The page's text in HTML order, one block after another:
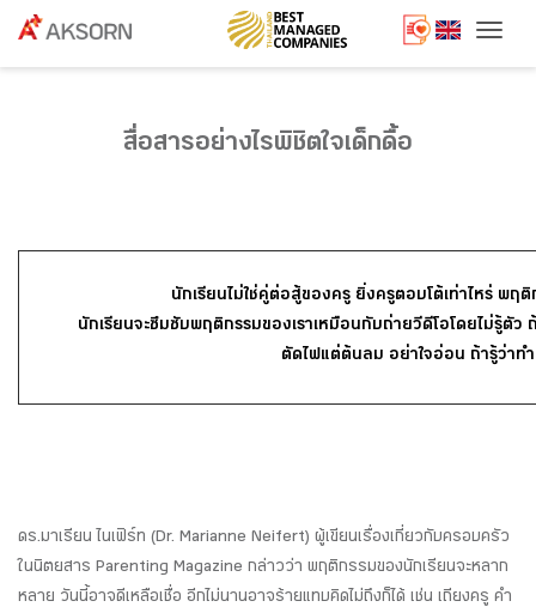
สื่อสารอย่างไรพิชิตใจเด็กดื้อ
นักเรียนไม่ใช่คู่ต่อสู้ของครู ยิ่งครูตอบโต้เท่าไหร่ พฤ
นักเรียนจะซึมซับพฤติกรรมของเราเหมือนกับถ่ายวีดีโอโดยไม่รู้ตั
ตัดไฟแต่ต้นลม อย่าใจอ่อน ถ้ารู้ว่าท
ดร.มาเรียน ไนเฟิร์ท (Dr. Marianne Neifert) ผู้เขียนเรื่องเกี่ยวกับครอบครัว
ในนิตยสาร Parenting Magazine กล่าวว่า พฤติกรรมของนักเรียนจะหลาก
หลาย วันนี้อาจดีเหลือเชื่อ อีกไม่นานอาจร้ายแทบคิดไม่ถึงก็ได้ เช่น เถียงครู คำ